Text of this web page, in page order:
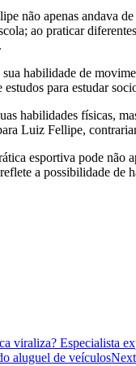
não apenas andava
ao praticar
habilidade de
para estudar
habilidades físicas,
Luiz Fellipe,
esportiva pode não
a possibilidade de
viraliza? Especialista
aluguel de veículosNext